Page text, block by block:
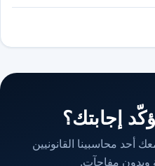
إجابتك؟
أحد محاسبينا القانونيين
وبدون مفاجآت.